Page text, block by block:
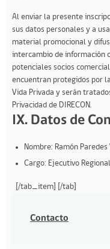
Al enviar la presente
sus datos personales y a
material promocional y
intercambio de información
potenciales socios
encuentran protegidos por
Vida Privada y serán
Privacidad de DIRECON.
IX. Datos de
Nombre: Ramón Paredes
Cargo: Ejecutivo Regional
[/tab_item] [/tab]
Contacto